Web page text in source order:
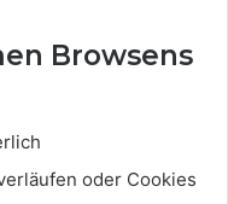
Browsens
oder Cookies